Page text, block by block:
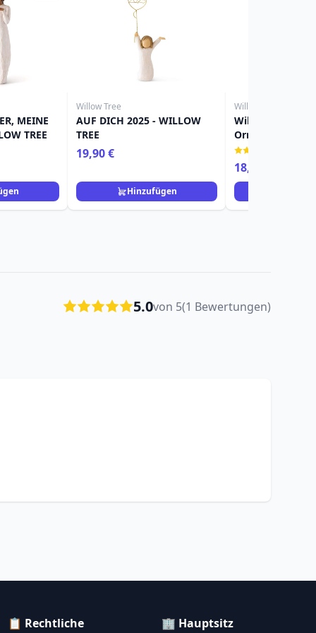
MEINE
TREE
Willow Tree
AUF DICH 2025 - WILLOW
TREE
19,90 €
Hinzufügen
Willow Tree
Willow Tree
Ornament
18,90 €
5.0von 5(1 Bewertungen)
📋 Rechtliche
🏢 Hauptsitz